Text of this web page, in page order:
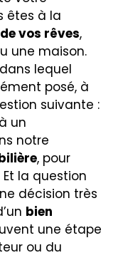
êtes à la
vos rêves,
une maison.
lequel
posé, à
suivante :
un
notre
, pour
la question
décision très
bien
une étape
ou du